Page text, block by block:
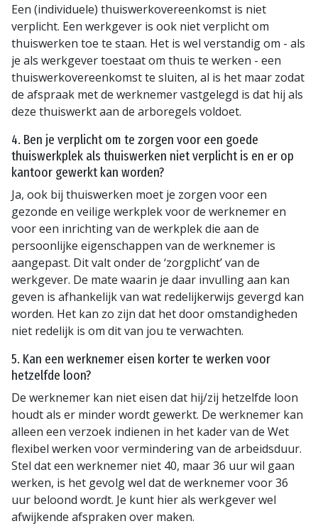
Een (individuele) thuiswerkovereenkomst is niet
verplicht. Een werkgever is ook niet verplicht om
thuiswerken toe te staan. Het is wel verstandig om - als
je als werkgever toestaat om thuis te werken - een
thuiswerkovereenkomst te sluiten, al is het maar zodat
de afspraak met de werknemer vastgelegd is dat hij als
deze thuiswerkt aan de arboregels voldoet.
4. Ben je verplicht om te zorgen voor een goede
thuiswerkplek als thuiswerken niet verplicht is en er op
kantoor gewerkt kan worden?
Ja, ook bij thuiswerken moet je zorgen voor een
gezonde en veilige werkplek voor de werknemer en
voor een inrichting van de werkplek die aan de
persoonlijke eigenschappen van de werknemer is
aangepast. Dit valt onder de ‘zorgplicht’ van de
werkgever. De mate waarin je daar invulling aan kan
geven is afhankelijk van wat redelijkerwijs gevergd kan
worden. Het kan zo zijn dat het door omstandigheden
niet redelijk is om dit van jou te verwachten.
5. Kan een werknemer eisen korter te werken voor
hetzelfde loon?
De werknemer kan niet eisen dat hij/zij hetzelfde loon
houdt als er minder wordt gewerkt. De werknemer kan
alleen een verzoek indienen in het kader van de Wet
flexibel werken voor vermindering van de arbeidsduur.
Stel dat een werknemer niet 40, maar 36 uur wil gaan
werken, is het gevolg wel dat de werknemer voor 36
uur beloond wordt. Je kunt hier als werkgever wel
afwijkende afspraken over maken.